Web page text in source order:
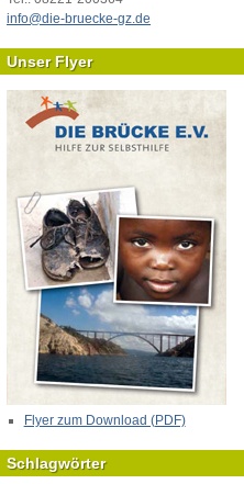
info@die-bruecke-gz.de
Unser Flyer
Flyer zum Download (PDF)
Schlagwörter